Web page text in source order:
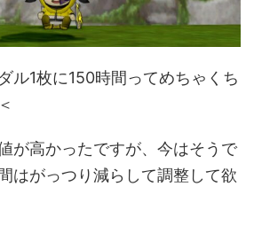
ル1枚に150時間ってめちゃくち
が高かったですが、今はそうで
はがっつり減らして調整して欲